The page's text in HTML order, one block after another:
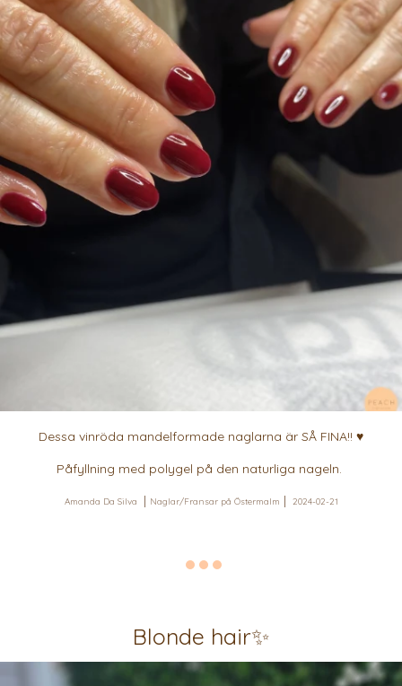
Dessa vinröda mandelformade naglarna är SÅ FINA!! ♥️
Påfyllning med polygel på den naturliga nageln.
Amanda Da Silva Naglar/Fransar på Östermalm 2024-02-21
Blonde hair✨️